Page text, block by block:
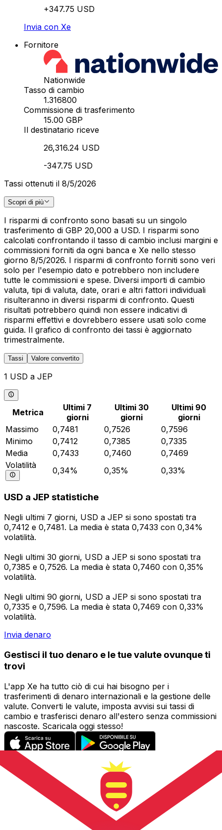
+347.75 USD
Invia con Xe
Fornitore
Nationwide
Tasso di cambio
1.316800
Commissione di trasferimento
15.00 GBP
Il destinatario riceve
26,316.24 USD
-347.75 USD
Tassi ottenuti il 8/5/2026
Scopri di più
I risparmi di confronto sono basati su un singolo
trasferimento di GBP 20,000 a USD. I risparmi sono
calcolati confrontando il tasso di cambio inclusi margini e
commissioni forniti da ogni banca e Xe nello stesso
giorno 8/5/2026. I risparmi di confronto forniti sono veri
solo per l'esempio dato e potrebbero non includere
tutte le commissioni e spese. Diversi importi di cambio
valuta, tipi di valuta, date, orari e altri fattori individuali
risulteranno in diversi risparmi di confronto. Questi
risultati potrebbero quindi non essere indicativi di
risparmi effettivi e dovrebbero essere usati solo come
guida. Il grafico di confronto dei tassi è aggiornato
trimestralmente.
Tassi Valore convertito
1 USD a JEP
Metrica
Ultimi 7
giorni
Ultimi 30
giorni
Ultimi 90
giorni
Massimo
0,7481 0,7526
0,7596
Minimo
0,7412 0,7385
0,7335
Media
0,7433 0,7460
0,7469
Volatilità
0,34% 0,35% 0,33%
USD a JEP statistiche
Negli ultimi 7 giorni, USD a JEP si sono spostati tra
0,7412 e 0,7481. La media è stata 0,7433 con 0,34%
volatilità.
Negli ultimi 30 giorni, USD a JEP si sono spostati tra
0,7385 e 0,7526. La media è stata 0,7460 con 0,35%
volatilità.
Negli ultimi 90 giorni, USD a JEP si sono spostati tra
0,7335 e 0,7596. La media è stata 0,7469 con 0,33%
volatilità.
Invia denaro
Gestisci il tuo denaro e le tue valute ovunque ti
trovi
L'app Xe ha tutto ciò di cui hai bisogno per i
trasferimenti di denaro internazionali e la gestione delle
valute. Converti le valute, imposta avvisi sui tassi di
cambio e trasferisci denaro all'estero senza commissioni
nascoste. Scaricala oggi stesso!